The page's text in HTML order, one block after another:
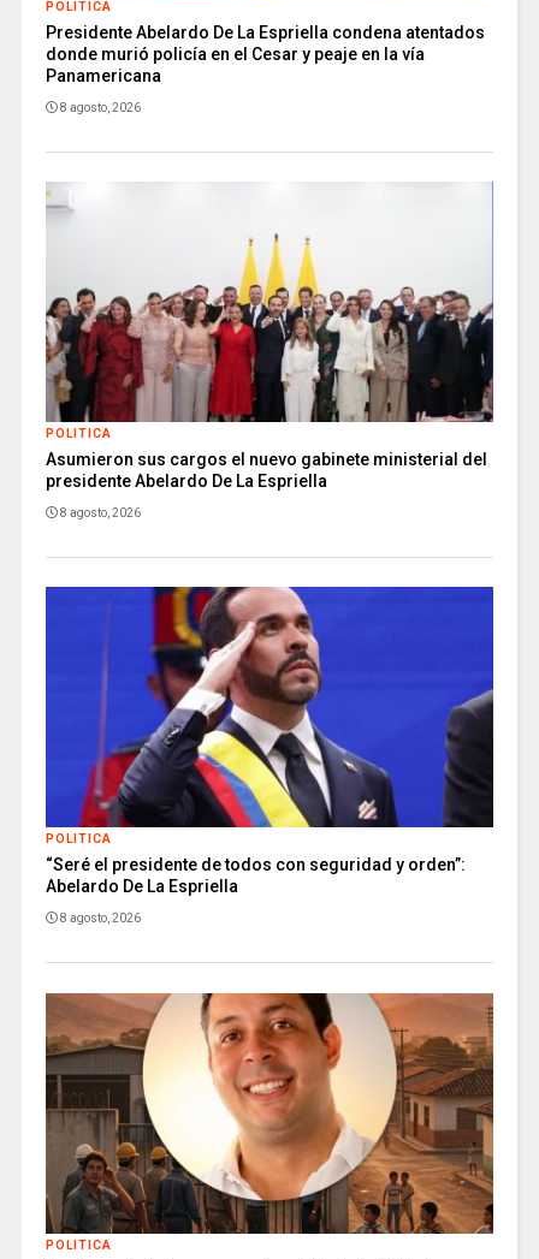
POLITICA
Presidente Abelardo De La Espriella condena atentados
donde murió policía en el Cesar y peaje en la vía
Panamericana
8 agosto, 2026
POLITICA
Asumieron sus cargos el nuevo gabinete ministerial del
presidente Abelardo De La Espriella
8 agosto, 2026
POLITICA
“Seré el presidente de todos con seguridad y orden”:
Abelardo De La Espriella
8 agosto, 2026
POLITICA